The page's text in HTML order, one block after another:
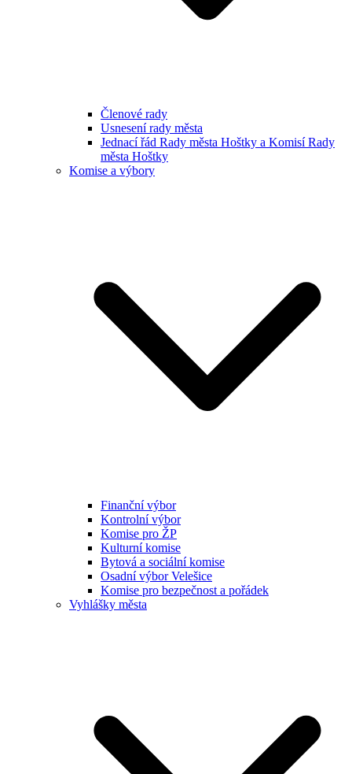
Členové rady
Usnesení rady města
Jednací řád Rady města Hoštky a Komisí Rady
města Hoštky
Komise a výbory
Finanční výbor
Kontrolní výbor
Komise pro ŽP
Kulturní komise
Bytová a sociální komise
Osadní výbor Velešice
Komise pro bezpečnost a pořádek
Vyhlášky města